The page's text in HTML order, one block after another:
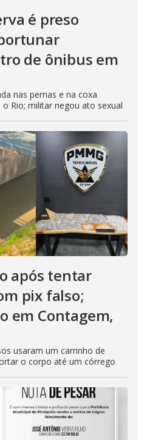
é preso
de ônibus em
nas pernas e na coxa
Rio; militar negou ato sexual
após tentar
pix falso;
em Contagem,
usaram um carrinho de
o corpo até um córrego